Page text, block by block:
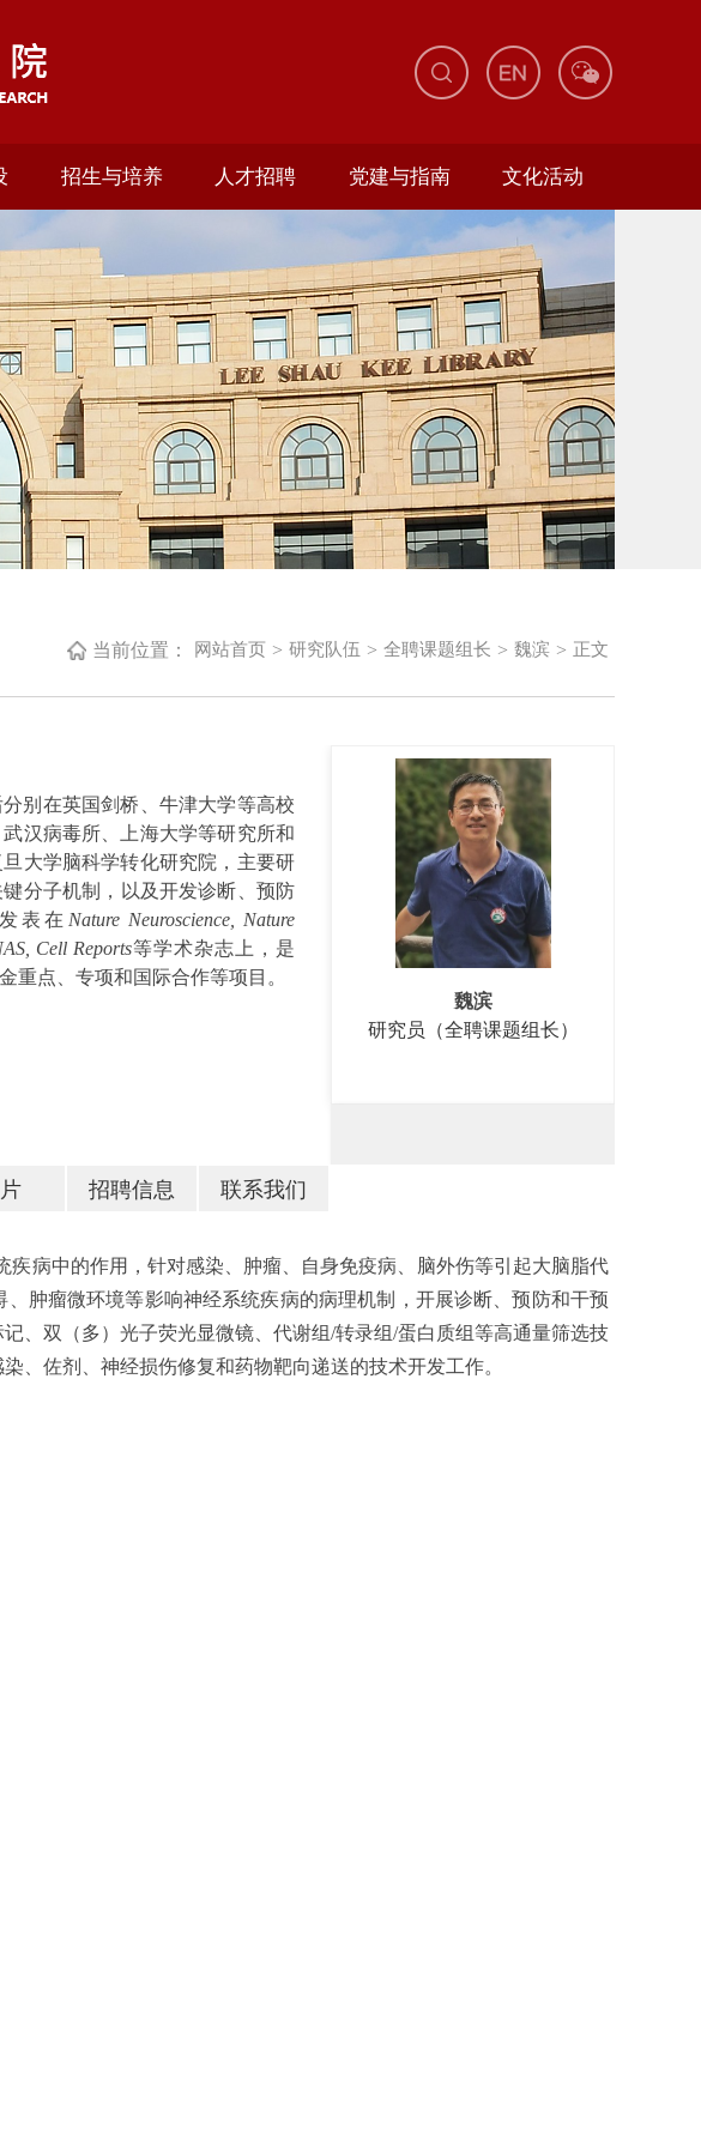
招生与培养 人才招聘 党建与指南 文化活动
当前位置： 网站首页 > 研究队伍 > 全聘课题组长 > 魏滨 > 正文
魏滨
研究员（全聘课题组长）
别在英国剑桥、牛津大学等高校
汉病毒所、上海大学等研究所和
大学脑科学转化研究院，主要研
分子机制，以及开发诊断、预防
表在 Nature Neuroscience, Nature
Cell Reports等学术杂志上，是
重点、专项和国际合作等项目。
招聘信息 联系我们
病中的作用，针对感染、肿瘤、自身免疫病、脑外伤等引起大脑脂代
肿瘤微环境等影响神经系统疾病的病理机制，开展诊断、预防和干预
、双（多）光子荧光显微镜、代谢组/转录组/蛋白质组等高通量筛选技
、佐剂、神经损伤修复和药物靶向递送的技术开发工作。